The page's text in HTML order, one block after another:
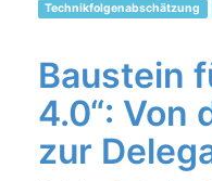
Technikfolgenabschätzung
Baustein
4.0“: Von
zur